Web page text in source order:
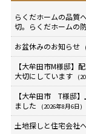
らくだホームの品質
切。らくだホームの
お盆休みのお知らせ
【大牟田市M様邸】
大切にしています
【大牟田市 T様邸
ました
(2026年8月6日)
土地探しと住宅会社